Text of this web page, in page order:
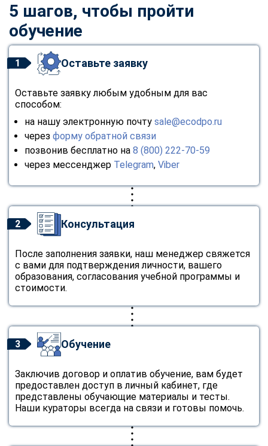
5 шагов, чтобы пройти
обучение
1 Оставьте заявку
Оставьте заявку любым удобным для вас
способом:
на нашу электронную почту sale@ecodpo.ru
через форму обратной связи
позвонив бесплатно на 8 (800) 222-70-59
через мессенджер Telegram, Viber
2 Консультация
После заполнения заявки, наш менеджер свяжется
с вами для подтверждения личности, вашего
образования, согласования учебной программы и
стоимости.
3 Обучение
Заключив договор и оплатив обучение, вам будет
предоставлен доступ в личный кабинет, где
представлены обучающие материалы и тесты.
Наши кураторы всегда на связи и готовы помочь.